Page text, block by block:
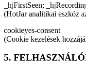
_hjFirstSeen;
(HotJar analitikai eszköz
cookieyes-consent
(Cookie kezelések
5.